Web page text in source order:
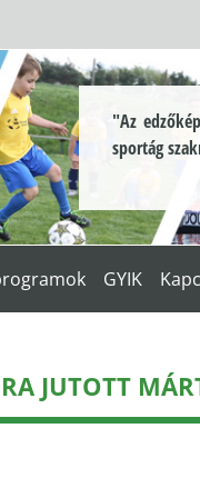
"Az
sportág
GYIK
JUTOTT